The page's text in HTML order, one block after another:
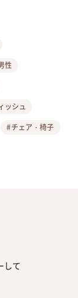
性
ッシュ
#チェア・椅子
して